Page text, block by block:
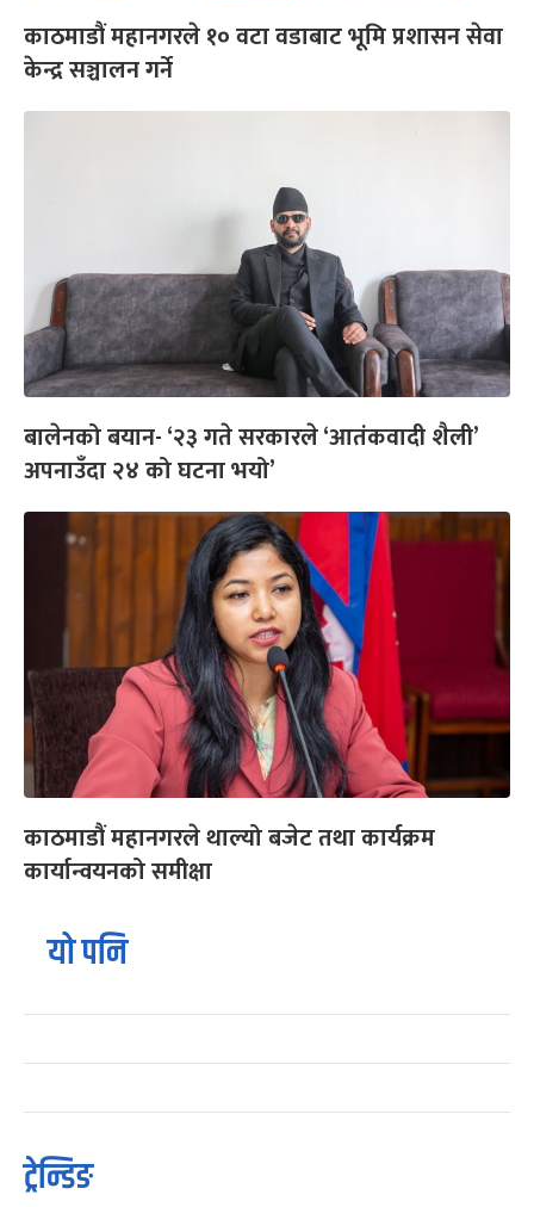
काठमाडौं महानगरले १० वटा वडाबाट भूमि प्रशासन सेवा
केन्द्र सञ्चालन गर्ने
बालेनको बयान- ‘२३ गते सरकारले ‘आतंकवादी शैली’
अपनाउँदा २४ को घटना भयो’
काठमाडौं महानगरले थाल्यो बजेट तथा कार्यक्रम
कार्यान्वयनको समीक्षा
यो पनि
ट्रेन्डिङ